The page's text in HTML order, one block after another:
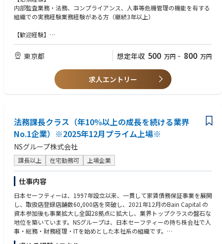
内部監査業務・法務、コンプライアンス、人事等危機管理の機能を有する
組織での実務経験業務経験がある方（継続3年以上）
【歓迎経験】
・不動産・建設関係業務
・子会社・グループ会社監査業務に関わる企画・立案
・企業倫理やコンプライアンスに関連する資格
・宅地建物取引士
【求められる人物像】
・真面目で誠実、且つ積極的・主体的に業務に取り組む人物
・高い倫理観と守秘義務意識を持つ方
東京都 想定年収 500 万円 ~ 800 万円
求人エントリー
法務課長クラス（年10%以上の成長を続ける業界
No.1企業）※2025年12月プライム上場※
NSグループ株式会社
課長以上 在宅勤務可 上場企業
仕事内容
日本セーフティーは、1997年設立以来、一貫して家賃債務保証事業を展開
し、取扱店登録店舗数60,000店を突破し、2021年12月のBain Capital の
資本参加後も事業拡大し全国28拠点に拡大し、業界トップクラスの盤石な
地位を築いています。NSグループは、日本セーフティーの持ち株会社で人
事・総務・財務経理・ITを始めとした本社系の組織です。